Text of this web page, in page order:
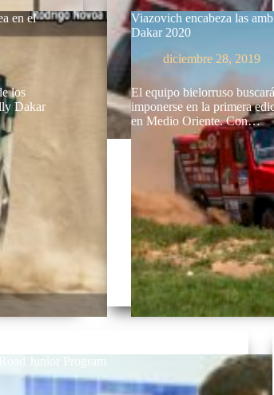
en el
los
Dakar
Viazovich encabeza las
Dakar 2020
diciembre 28, 2019
El equipo bielorruso
imponerse en la primera
en Medio Oriente. Con…
Junior Program